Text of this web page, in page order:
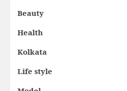
Beauty
Health
Kolkata
Life style